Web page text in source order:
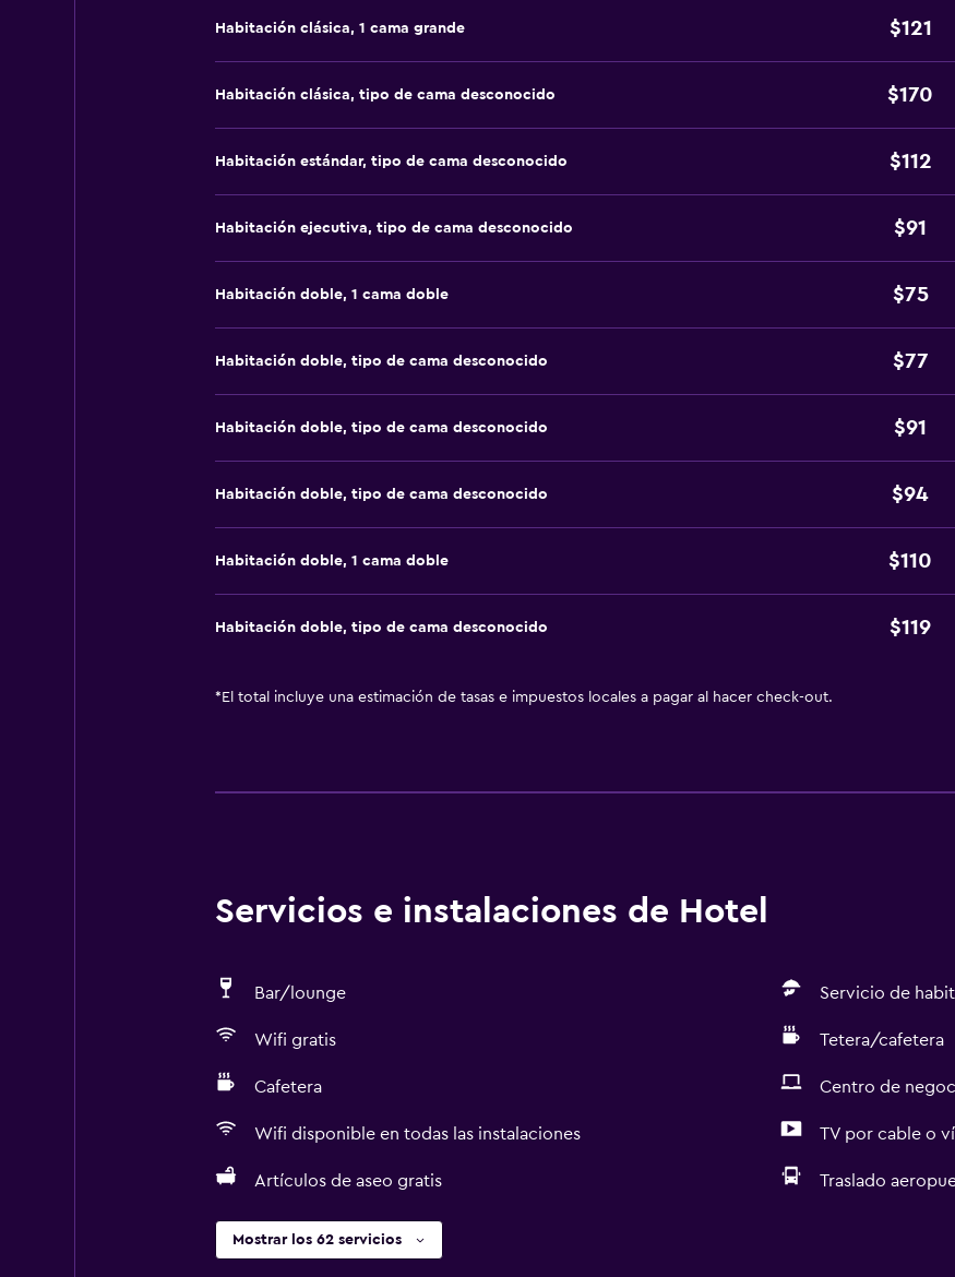
Habitación clásica, 1 cama grande $121
Habitación clásica, tipo de cama desconocido $170
Habitación estándar, tipo de cama desconocido $112
Habitación ejecutiva, tipo de cama desconocido $91
Habitación doble, 1 cama doble $75
Habitación doble, tipo de cama desconocido $77
Habitación doble, tipo de cama desconocido $91
Habitación doble, tipo de cama desconocido $94
Habitación doble, 1 cama doble $110
Habitación doble, tipo de cama desconocido $119
* El total incluye una estimación de tasas e impuestos locales a pagar al hacer check-out.
Servicios e instalaciones de Hotel
Bar/lounge Servicio de
Wifi gratis Tetera/cafetera
Cafetera Centro de
Wifi disponible en todas las instalaciones TV por cable o
Artículos de aseo gratis Traslado
Mostrar los 62 servicios